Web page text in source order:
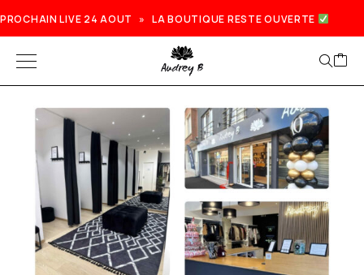
PROCHAIN LIVE 24 AOUT » LA BOUTIQUE RESTE OUVERTE